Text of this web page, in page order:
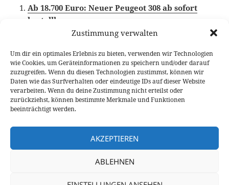
Zustimmung verwalten
Um dir ein optimales Erlebnis zu bieten, verwenden wir Technologien
wie Cookies, um Geräteinformationen zu speichern und/oder darauf
zuzugreifen. Wenn du diesen Technologien zustimmst, können wir
Daten wie das Surfverhalten oder eindeutige IDs auf dieser Website
verarbeiten. Wenn du deine Zustimmung nicht erteilst oder
zurückziehst, können bestimmte Merkmale und Funktionen
beeinträchtigt werden.
AKZEPTIEREN
ABLEHNEN
Ab 18.700 Euro: Neuer Peugeot 308 ab sofort
bestellbar
Veröffentlicht
am
5. Mai 2017 Autor
Fabian Meßner Kategorien
News Schlagwörter
Kompaktklasse
Peugeot
Beitragsnavigation
VORHERIGER
Vorheriger
Beitrag:
Ab 30.900 Euro: Neuer Renault Koleos
bestellbar
Der Vollhybrid-Klassiker: Toyota Prius